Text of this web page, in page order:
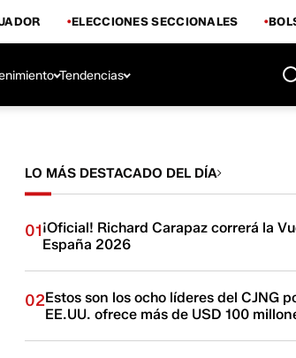
ELECCIONES SECCIONALES
Tendencias
LO MÁS DESTACADO DEL DÍA
01¡Oficial! Richard Carapaz correrá la
España 2026
02Estos son los ocho líderes del CJNG
EE.UU. ofrece más de USD 100